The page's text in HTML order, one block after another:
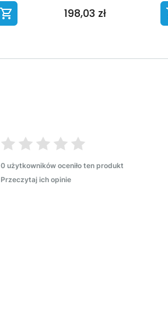
198,03 zł
0 użytkowników oceniło ten produkt
Przeczytaj ich opinie